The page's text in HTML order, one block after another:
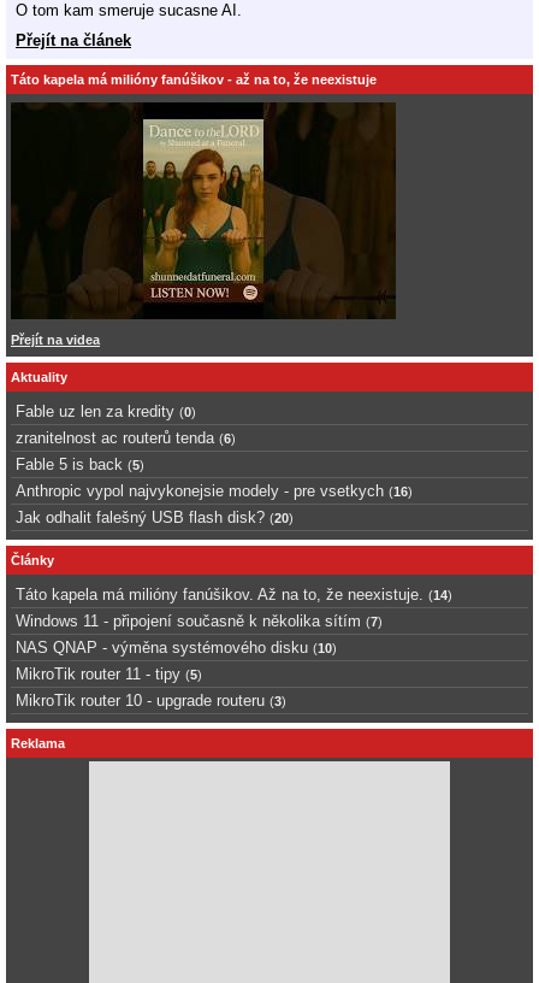
O tom kam smeruje sucasne AI.
Přejít na článek
Táto kapela má milióny fanúšikov - až na to, že neexistuje
Přejít na videa
Aktuality
Fable uz len za kredity (0)
zranitelnost ac routerů tenda (6)
Fable 5 is back (5)
Anthropic vypol najvykonejsie modely - pre vsetkych (16)
Jak odhalit falešný USB flash disk? (20)
Články
Táto kapela má milióny fanúšikov. Až na to, že neexistuje. (14)
Windows 11 - připojení současně k několika sítím (7)
NAS QNAP - výměna systémového disku (10)
MikroTik router 11 - tipy (5)
MikroTik router 10 - upgrade routeru (3)
Reklama